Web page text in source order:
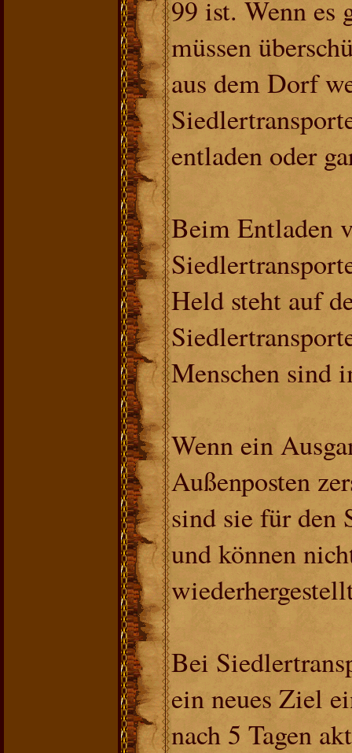
99 ist. Wenn es
müssen
aus dem Dorf
entladen oder
Beim Entladen
Held steht auf
Menschen sind
Wenn ein
Außenposten
sind sie für den
und können
Bei
ein neues Ziel
nach 5 Tagen